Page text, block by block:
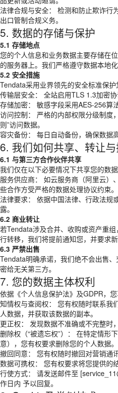
法律合规与安全： 检测和防止欺诈行
出口管制合规义务。
5. 数据的存储与保护
5.1 存储地点
您的个人信息和业务数据主要存储在
的服务器上。我们严格遵守数据本地化
5.2 安全措施
Tendata采用业界领先的安全标准保护
传输层安全： 全站启用TLS 1.3加密协
存储加密： 敏感字段采用AES-256算
访问控制： 严格的内部权限分级制度
则”访问数据。
容灾备份： 每日自动备份，确保数据
6. 我们如何共享、转让
6.1 与第三方合作伙伴共享
我们仅在以下必要情况下共享您的数据
服务供应商： 如云服务商（阿里云）
些合作方受严格的数据处理协议约束。
法律要求： 依据中国法律、行政法规
露。
6.2 商业转让
若Tendata涉及合并、收购或资产重
行转移，我们将提前通知您，并要求
6.3 严禁出售
Tendata明确承诺，我们绝不会出售
密给无关第三方。
7. 您的数据主体权利
依据《个人信息保护法》及GDPR，您
知情权与查阅权： 您有权随时联系我
人数据，并获取该数据的副本。
更正权： 发现数据不准确或不完整时
删除权（“被遗忘权”）： 在特定情形
意），您有权要求删除您的个人数据。
撤回同意： 您有权随时撤回对营销通
数据可携权： 您有权要求将您提供的
行使方式： 请发送邮件至
作日内 予以回复。